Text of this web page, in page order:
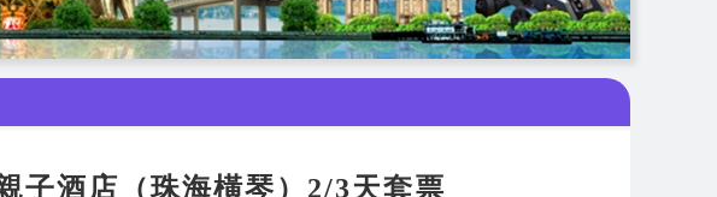
子酒店（珠海橫琴）2/3天套票